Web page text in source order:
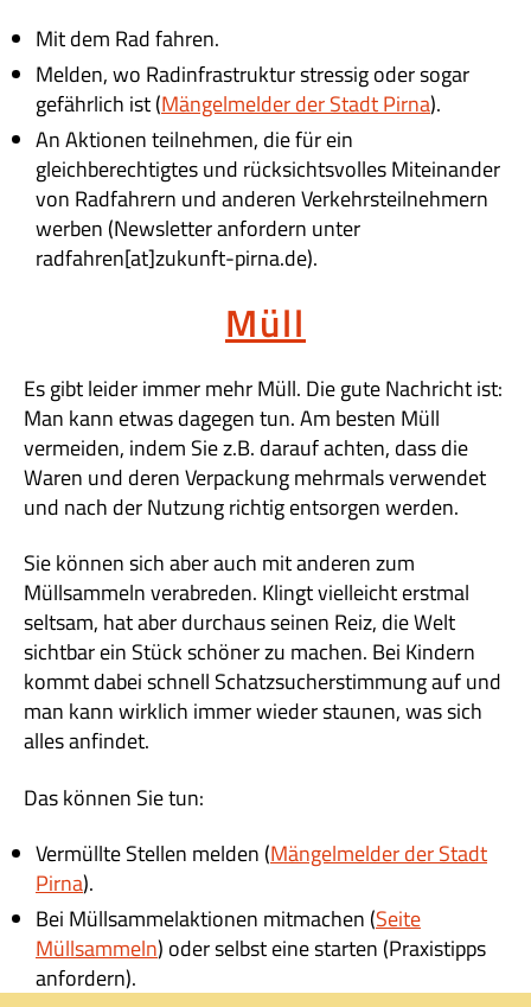
Mit dem Rad fahren.
Melden, wo Radinfrastruktur stressig oder sogar
gefährlich ist (Mängelmelder der Stadt Pirna).
An Aktionen teilnehmen, die für ein
gleichberechtigtes und rücksichtsvolles Miteinander
von Radfahrern und anderen Verkehrsteilnehmern
werben (Newsletter anfordern unter
radfahren[at]zukunft-pirna.de).
Müll
Es gibt leider immer mehr Müll. Die gute Nachricht ist:
Man kann etwas dagegen tun. Am besten Müll
vermeiden, indem Sie z.B. darauf achten, dass die
Waren und deren Verpackung mehrmals verwendet
und nach der Nutzung richtig entsorgen werden.
Sie können sich aber auch mit anderen zum
Müllsammeln verabreden. Klingt vielleicht erstmal
seltsam, hat aber durchaus seinen Reiz, die Welt
sichtbar ein Stück schöner zu machen. Bei Kindern
kommt dabei schnell Schatzsucherstimmung auf und
man kann wirklich immer wieder staunen, was sich
alles anfindet.
Das können Sie tun:
Vermüllte Stellen melden (Mängelmelder der Stadt
Pirna).
Bei Müllsammelaktionen mitmachen (Seite
Müllsammeln) oder selbst eine starten (Praxistipps
anfordern).